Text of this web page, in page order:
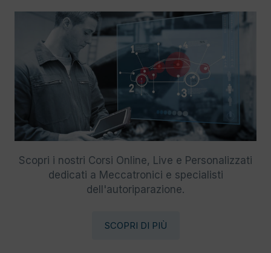
Scopri i nostri Corsi Online, Live e Personalizzati
dedicati a Meccatronici e specialisti
dell'autoriparazione.
SCOPRI DI PIÙ